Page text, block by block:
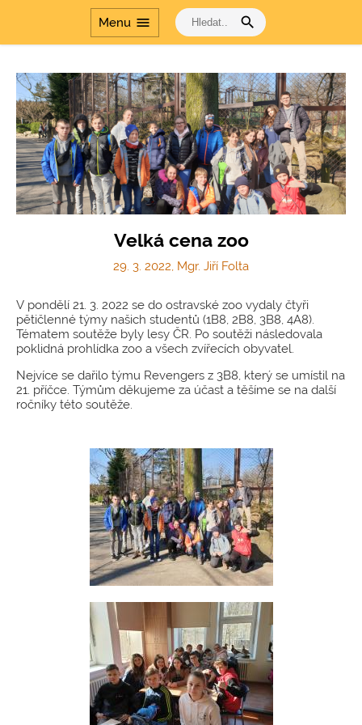
Menu menu search
komunismu
Velká cena zoo
29. 3. 2022, Mgr. Jiří Folta
V pondělí 21. 3. 2022 se do ostravské zoo vydaly čtyři
pětičlenné týmy našich studentů (1B8, 2B8, 3B8, 4A8).
Tématem soutěže byly lesy ČR. Po soutěži následovala
poklidná prohlídka zoo a všech zvířecích obyvatel.
Nejvíce se dařilo týmu Revengers z 3B8, který se umístil na
21. příčce. Týmům děkujeme za účast a těšíme se na další
ročníky této soutěže.